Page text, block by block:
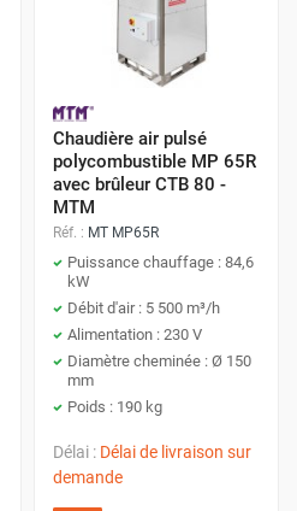
Chaudière air pulsé
polycombustible MP 65R
avec brûleur CTB 80 -
MTM
Réf. : MT MP65R
Puissance chauffage : 84,6
kW
Débit d'air : 5 500 m³/h
Alimentation : 230 V
Diamètre cheminée : Ø 150
mm
Poids : 190 kg
Délai : Délai de livraison sur
demande